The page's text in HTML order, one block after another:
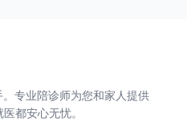
专业陪诊师为您和家人提供
都安心无忧。